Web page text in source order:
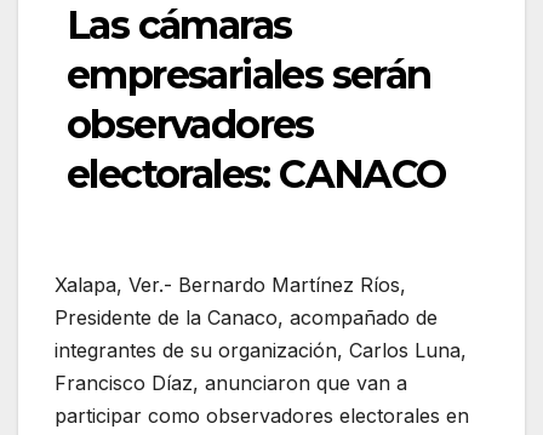
Las cámaras
empresariales serán
observadores
electorales: CANACO
Xalapa, Ver.- Bernardo Martínez Ríos,
Presidente de la Canaco, acompañado de
integrantes de su organización, Carlos Luna,
Francisco Díaz, anunciaron que van a
participar como observadores electorales en